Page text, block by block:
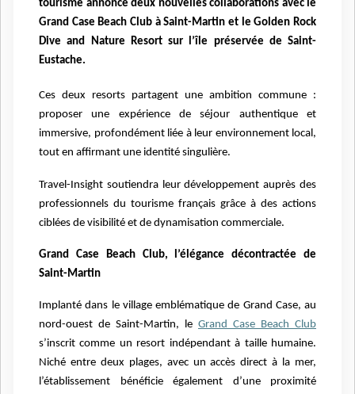
tourisme annonce deux nouvelles collaborations avec le
Grand Case Beach Club à Saint-Martin et le Golden Rock
Dive and Nature Resort sur l’île préservée de Saint-
Eustache.
Ces deux resorts partagent une ambition commune :
proposer une expérience de séjour authentique et
immersive, profondément liée à leur environnement local,
tout en affirmant une identité singulière.
Travel-Insight soutiendra leur développement auprès des
professionnels du tourisme français grâce à des actions
ciblées de visibilité et de dynamisation commerciale.
Grand Case Beach Club, l’élégance décontractée de
Saint-Martin
Implanté dans le village emblématique de Grand Case, au
nord-ouest de Saint-Martin, le Grand Case Beach Club
s’inscrit comme un resort indépendant à taille humaine.
Niché entre deux plages, avec un accès direct à la mer,
l’établissement bénéficie également d’une proximité